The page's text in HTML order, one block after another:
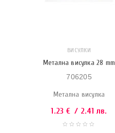
ВИСУЛКИ
Метална висулка 28 mm
706205
Метална висулка
1.23 € / 2.41 лв.